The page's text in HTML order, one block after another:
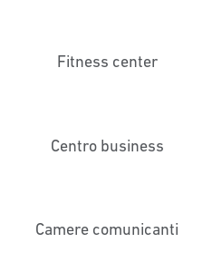
Fitness center
Centro business
Camere comunicanti